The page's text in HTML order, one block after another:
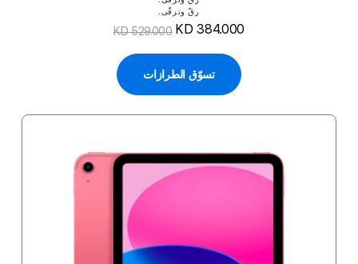
رقّ وترقّى.
KD 384.000
KD 529.000
تسوّق الطرازات